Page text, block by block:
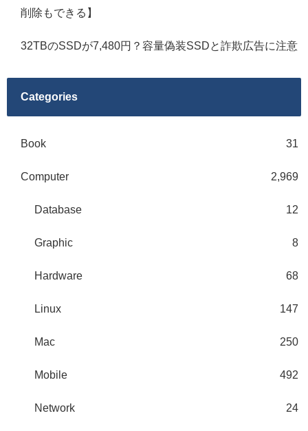
削除もできる】
32TBのSSDが7,480円？容量偽装SSDと詐欺広告に注意
Categories
Book 31
Computer 2,969
Database 12
Graphic 8
Hardware 68
Linux 147
Mac 250
Mobile 492
Network 24